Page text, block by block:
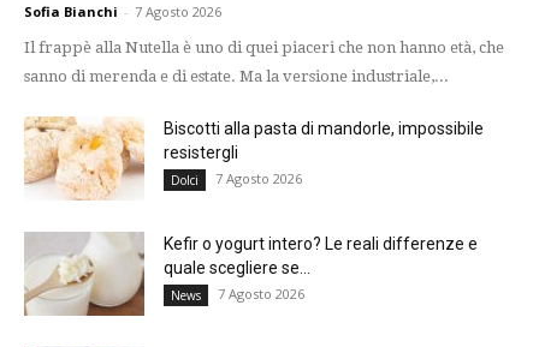
Sofia Bianchi - 7 Agosto 2026
Il frappè alla Nutella è uno di quei piaceri che non hanno età, che
sanno di merenda e di estate. Ma la versione industriale,...
Biscotti alla pasta di mandorle, impossibile
resistergli
Dolci 7 Agosto 2026
Kefir o yogurt intero? Le reali differenze e
quale scegliere se...
News 7 Agosto 2026